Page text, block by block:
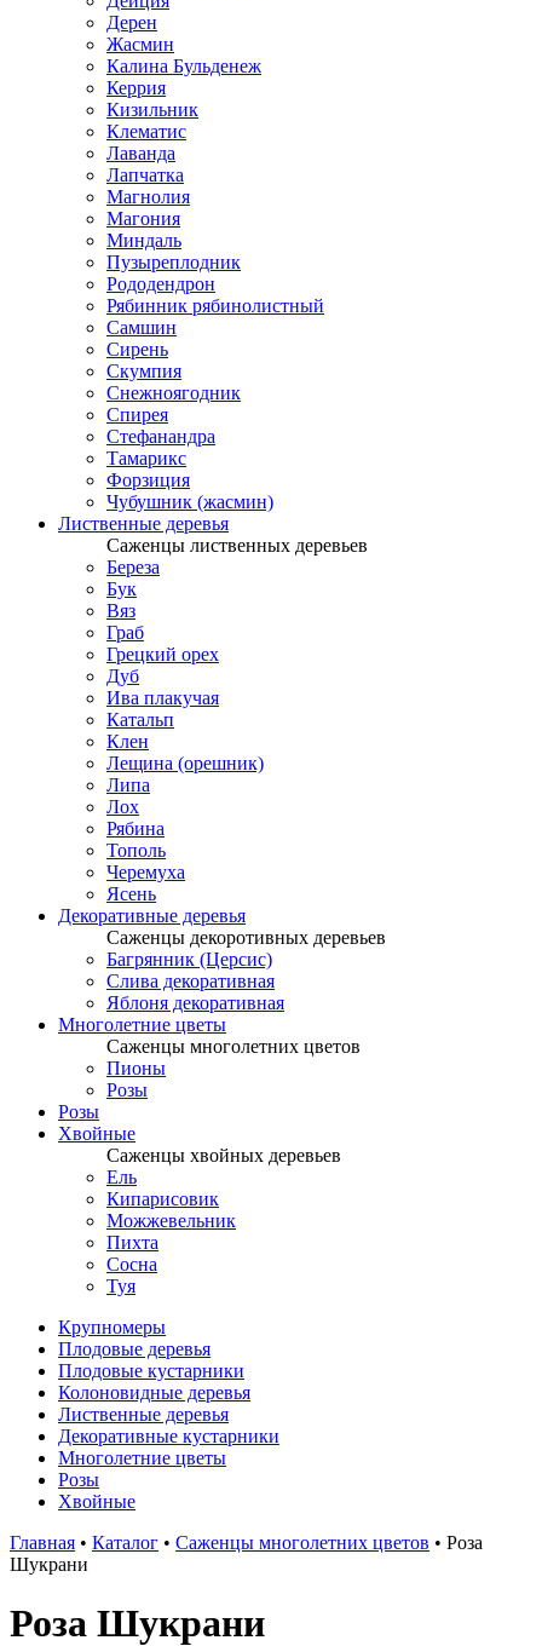
Дерен
Жасмин
Калина Бульденеж
Керрия
Кизильник
Клематис
Лаванда
Лапчатка
Магнолия
Магония
Миндаль
Пузыреплодник
Рододендрон
Рябинник рябинолистный
Самшин
Сирень
Скумпия
Снежноягодник
Спирея
Стефанандра
Тамарикс
Форзиция
Чубушник (жасмин)
Лиственные деревья
Саженцы лиственных деревьев
Береза
Бук
Вяз
Граб
Грецкий орех
Дуб
Ива плакучая
Катальп
Клен
Лещина (орешник)
Липа
Лох
Рябина
Тополь
Черемуха
Ясень
Декоративные деревья
Саженцы декоротивных деревьев
Багрянник (Церсис)
Слива декоративная
Яблоня декоративная
Многолетние цветы
Саженцы многолетних цветов
Пионы
Розы
Розы
Хвойные
Саженцы хвойных деревьев
Ель
Кипарисовик
Можжевельник
Пихта
Сосна
Туя
Крупномеры
Плодовые деревья
Плодовые кустарники
Колоновидные деревья
Лиственные деревья
Декоративные кустарники
Многолетние цветы
Розы
Хвойные
Главная • Каталог • Саженцы многолетних цветов • Роза
Шукрани
Роза Шукрани